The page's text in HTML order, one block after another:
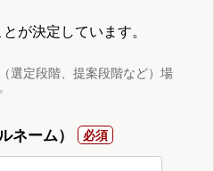
が決定しています。
選定段階、提案段階など）場
ネーム）